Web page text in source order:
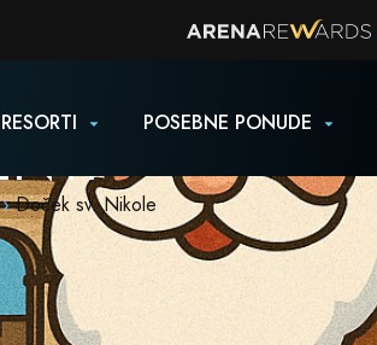
POSEBNE PONUDE
Doček sv. Nikole